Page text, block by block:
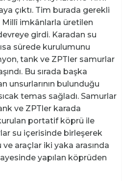
çıktı. Tim burada gerekli
Millî imkânlarla üretilen
girdi. Karadan su
sürede kurulumunu
tank ve ZPTler samurlar
Bu sırada başka
unsurlarının bulunduğu
temas sağladı. Samurlar
ve ZPTler karada
portatif köprü ile
su içerisinde birleşerek
araçlar iki yaka arasında
yapılan köprüden